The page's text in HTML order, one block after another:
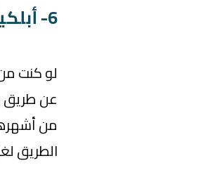
6- أبلكيشن Twenty20:
لو كنت
عن طريق
الطريق